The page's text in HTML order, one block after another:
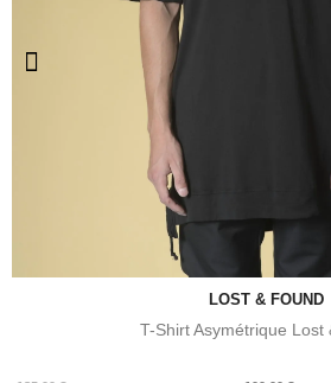
LOST & FOUND
T-Shirt Asymétrique Lost